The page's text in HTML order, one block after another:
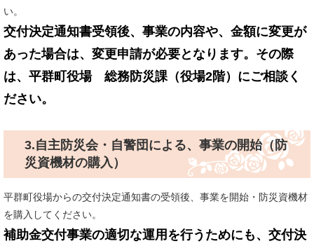
い。
交付決定通知書受領後、事業の内容や、金額に変更が
あった場合は、変更申請が必要となります。その際
は、平群町役場 総務防災課（役場2階）にご相談く
ださい。
3.自主防災会・自警団による、事業の開始（防
災資機材の購入）
平群町役場からの交付決定通知書の受領後、事業を開始・防災資機材
を購入してください。
補助金交付事業の適切な運用を行うためにも、交付決